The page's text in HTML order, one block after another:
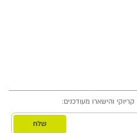
והישארו מעודכנים: